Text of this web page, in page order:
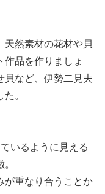
然素材の花材や貝
品を作りましょ
貝など、伊勢二見夫
。
いるように見える
が重なり合うことか